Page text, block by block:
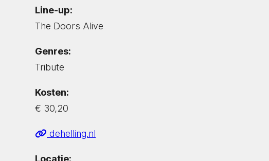
Line-up:
The Doors Alive
Genres:
Tribute
Kosten:
€ 30,20
dehelling.nl
Locatie: